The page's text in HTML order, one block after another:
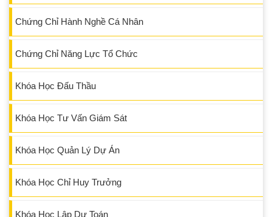
Chứng Chỉ Hành Nghề Cá Nhân
Chứng Chỉ Năng Lực Tổ Chức
Khóa Học Đấu Thầu
Khóa Học Tư Vấn Giám Sát
Khóa Học Quản Lý Dự Án
Khóa Học Chỉ Huy Trưởng
Khóa Học Lập Dự Toán